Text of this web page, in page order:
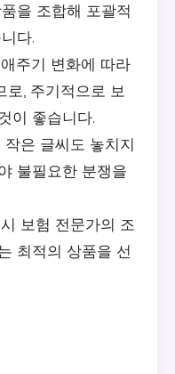
을 조합해 포괄적
다.
주기 변화에 따라
로, 주기적으로 보
이 좋습니다.
작은 글씨도 놓치지
불필요한 분쟁을
보험 전문가의 조
최적의 상품을 선